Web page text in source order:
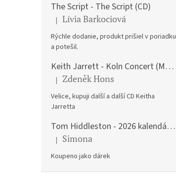
The Script - The Script (CD)
Hodnocení produktu je 5 z 5 hvězdiček.
| Lívia Barkociová
Rýchle dodanie, produkt prišiel v poriadku
a potešil.
Keith Jarrett - Koln Concert (Music CD)
Hodnocení produktu je 5 z 5 hvězdiček.
| Zdeněk Hons
Velice, kupuji další a další CD Keitha
Jarretta
Tom Hiddleston - 2026 kalendář A3
Hodnocení produktu je 5 z 5 hvězdiček.
| Simona
Koupeno jako dárek